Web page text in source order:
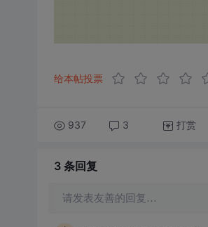
给本帖投票
937 3 打赏
3 条回复
请发表友善的回复…